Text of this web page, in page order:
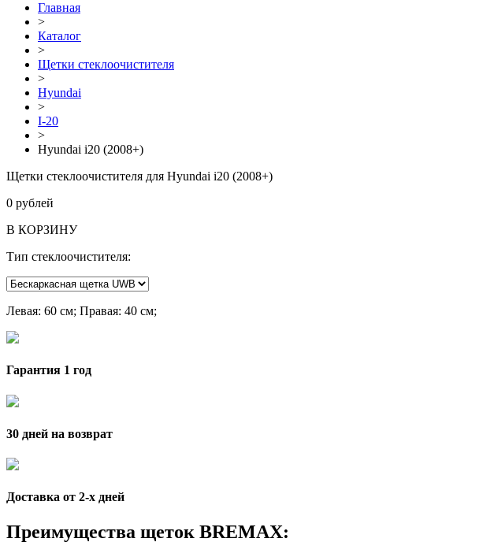
Главная
>
Каталог
>
Щетки стеклоочистителя
>
Hyundai
>
I-20
>
Hyundai i20 (2008+)
Щетки стеклоочистителя для Hyundai i20 (2008+)
0 рублей
В КОРЗИНУ
Тип стеклоочистителя:
Левая: 60 см; Правая: 40 см;
Гарантия 1 год
30 дней на возврат
Доставка от 2-x дней
Преимущества щеток BREMAX: